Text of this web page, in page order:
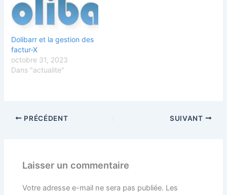
Dolibarr et la gestion des
factur-X
octobre 31, 2023
Dans "actualite"
PRÉCÉDENT SUIVANT
Laisser un commentaire
Votre adresse e-mail ne sera pas publiée. Les